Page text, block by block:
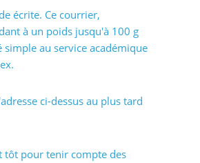
écrite. Ce courrier,
à un poids jusqu'à 100 g
au service académique
ci-dessus au plus tard
tôt pour tenir compte des